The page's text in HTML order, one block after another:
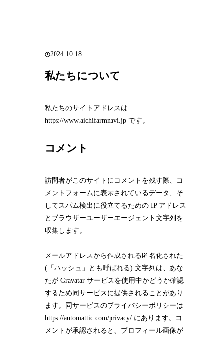
2024.10.18
私たちについて
私たちのサイトアドレスは
https://www.aichifarmnavi.jp です。
コメント
訪問者がこのサイトにコメントを残す際、コ
メントフォームに表示されているデータ、そ
してスパム検出に役立てるための IP アドレス
とブラウザーユーザーエージェント文字列を
収集します。
メールアドレスから作成される匿名化された
(「ハッシュ」とも呼ばれる) 文字列は、あな
たが Gravatar サービスを使用中かどうか確認
するため同サービスに提供されることがあり
ます。同サービスのプライバシーポリシーは
https://automattic.com/privacy/ にあります。コ
メントが承認されると、プロフィール画像が